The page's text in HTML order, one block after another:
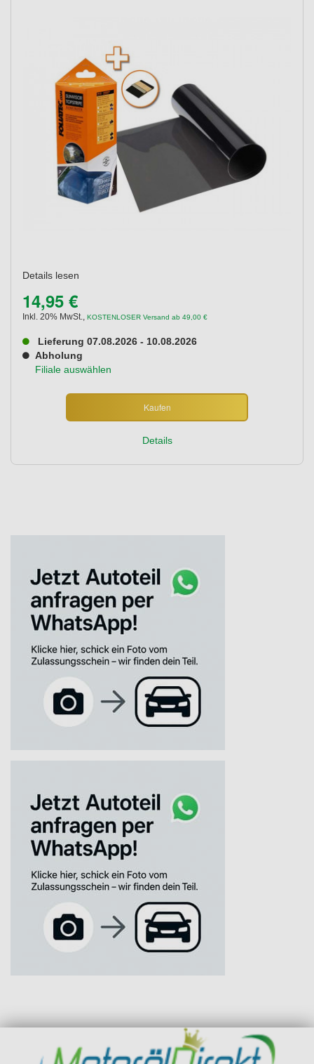
Details lesen
14,95 €
Inkl. 20% MwSt., KOSTENLOSER Versand ab 49,00 €
Lieferung 07.08.2026 - 10.08.2026
Abholung
Filiale auswählen
Kaufen
Details